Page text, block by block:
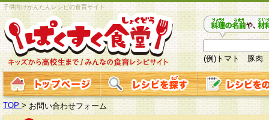
子供向けかんたんレシピの食育サイト
(例)トマト 豚肉
TOP > お問い合わせフォーム